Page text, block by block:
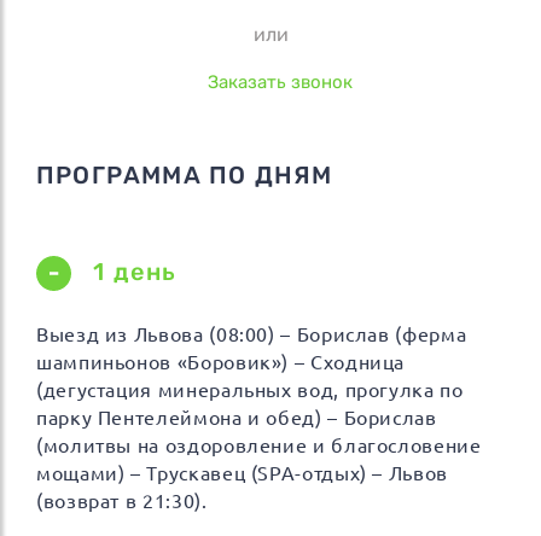
или
Заказать звонок
ПРОГРАММА ПО ДНЯМ
1 день
Выезд из Львова (08:00) – Борислав (ферма
шампиньонов «Боровик») – Сходница
(дегустация минеральных вод, прогулка по
парку Пентелеймона и обед) – Борислав
(молитвы на оздоровление и благословение
мощами) – Трускавец (SPA-отдых) – Львов
(возврат в 21:30).